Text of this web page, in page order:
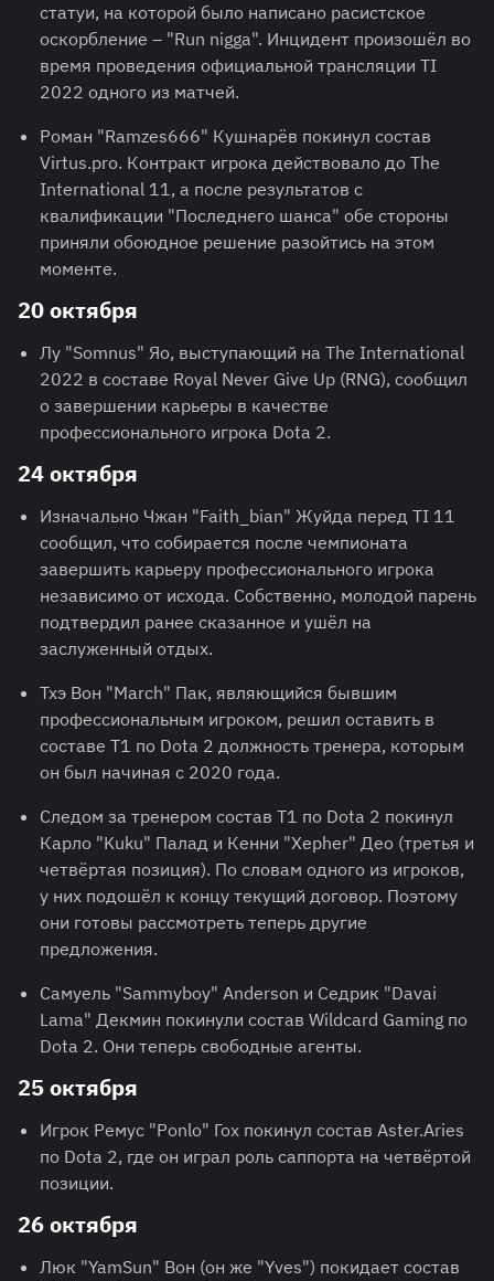
статуи, на которой было написано расистское
оскорбление – "Run nigga". Инцидент произошёл во
время проведения официальной трансляции TI
2022 одного из матчей.
Роман "Ramzes666" Кушнарёв покинул состав
Virtus.pro. Контракт игрока действовало до The
International 11, а после результатов с
квалификации "Последнего шанса" обе стороны
приняли обоюдное решение разойтись на этом
моменте.
20 октября
Лу "Somnus" Яо, выступающий на The International
2022 в составе Royal Never Give Up (RNG), сообщил
о завершении карьеры в качестве
профессионального игрока Dota 2.
24 октября
Изначально Чжан "Faith_bian" Жуйда перед TI 11
сообщил, что собирается после чемпионата
завершить карьеру профессионального игрока
независимо от исхода. Собственно, молодой парень
подтвердил ранее сказанное и ушёл на
заслуженный отдых.
Тхэ Вон "March" Пак, являющийся бывшим
профессиональным игроком, решил оставить в
составе T1 по Dota 2 должность тренера, которым
он был начиная с 2020 года.
Следом за тренером состав T1 по Dota 2 покинул
Карло "Kuku" Палад и Кенни "Xepher" Део (третья и
четвёртая позиция). По словам одного из игроков,
у них подошёл к концу текущий договор. Поэтому
они готовы рассмотреть теперь другие
предложения.
Самуель "Sammyboy" Anderson и Седрик "Davai
Lama" Декмин покинули состав Wildcard Gaming по
Dota 2. Они теперь свободные агенты.
25 октября
Игрок Ремус "Ponlo" Гох покинул состав Aster.Aries
по Dota 2, где он играл роль саппорта на четвёртой
позиции.
26 октября
Люк "YamSun" Вон (он же "Yves") покидает состав